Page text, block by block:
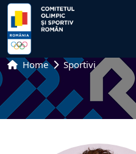
Home Sportivi